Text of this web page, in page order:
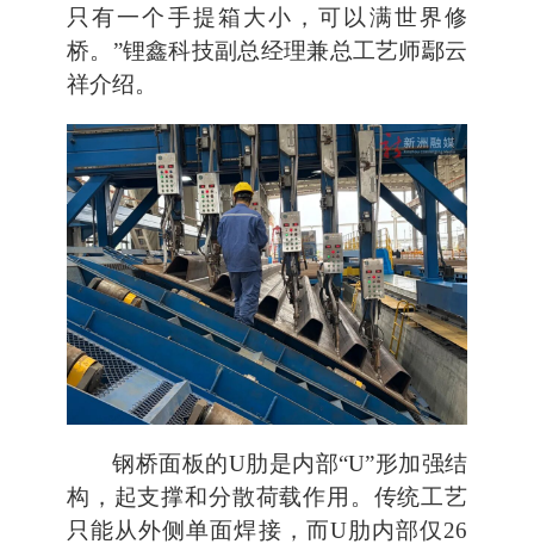
只有一个手提箱大小，可以满世界修
桥。”锂鑫科技副总经理兼总工艺师鄢云
祥介绍。
钢桥面板的U肋是内部“U”形加强结
构，起支撑和分散荷载作用。传统工艺
只能从外侧单面焊接，而U肋内部仅26